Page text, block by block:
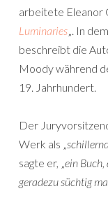
arbeitete Eleanor
Luminaries „. In
beschreibt die
Moody während
19. Jahrhundert.
Der
Werk als „
sagte er, „ ein Buch,
geradezu süchtig